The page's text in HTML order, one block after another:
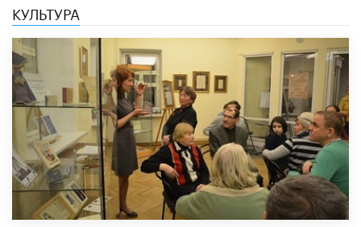
КУЛЬТУРА